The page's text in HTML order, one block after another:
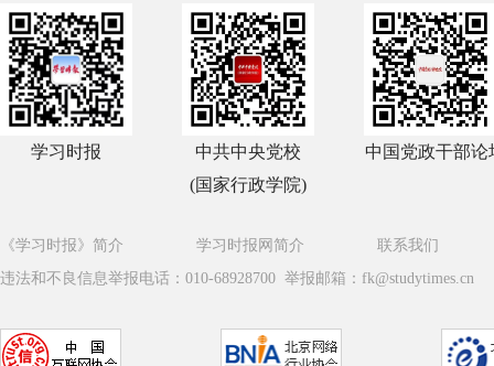
学习时报
中共中央党校
(国家行政学院)
中国党政干部论
《学习时报》简介 学习时报网简介
联系我们
违法和不良信息举报电话：010-68928700 举报邮箱：fk@studytimes.cn